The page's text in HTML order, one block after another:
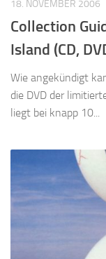
18. NOVEMBER 2006
Collection
Island (CD,
Wie angekündigt
die DVD der
liegt bei knapp 10...